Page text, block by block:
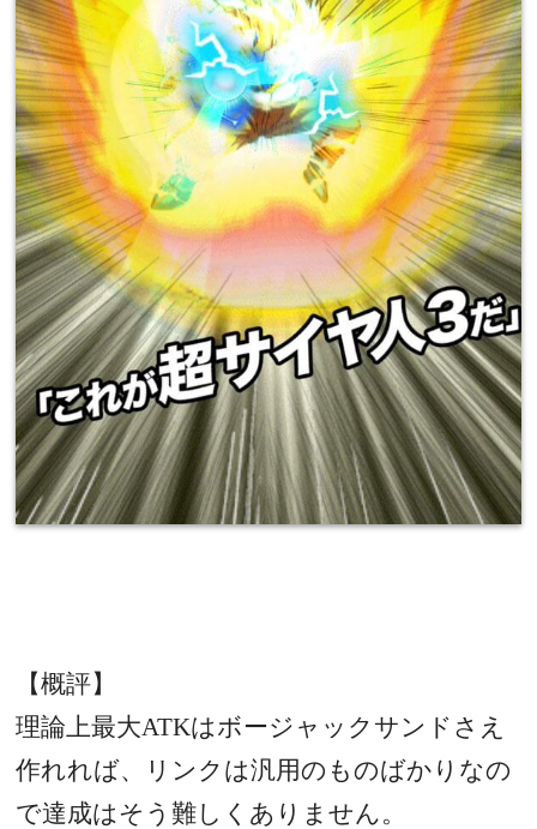
【概評】
理論上最大ATKはボージャックサンドさえ
作れれば、リンクは汎用のものばかりなの
で達成はそう難しくありません。